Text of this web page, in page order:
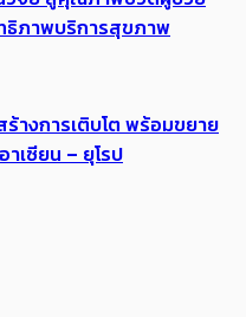
ธิภาพบริการสุขภาพ
างการเติบโต พร้อมขยาย
เซียน – ยุโรป